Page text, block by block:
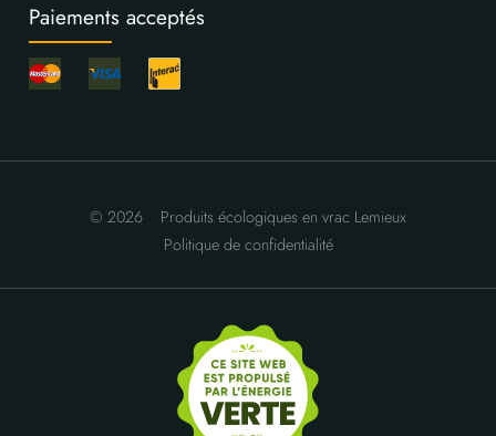
Paiements acceptés
© 2026
Produits écologiques en vrac Lemieux
Politique de confidentialité